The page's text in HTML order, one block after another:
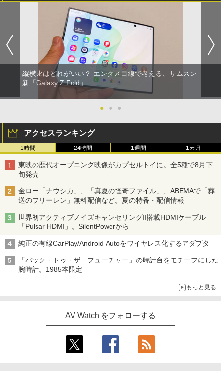
縦横比はどれがいい？ エンタメ目線で考える、サムスン
新「Galaxy Z Fold」
● ● ●
アクセスランキング
1時間 24時間 1週間 1カ月
東映の歴代オープニング映像がカプセルトイに。全5種で8月下
旬発売
金ロー「ナウシカ」、「真夏の怪奇ファイル」、ABEMAで「葬
送のフリーレン」無料配信など。夏の特番・配信情報
世界初アクティブノイズキャンセリングII搭載HDMIケーブル
「Pulsar HDMI」。SilentPowerから
純正の有線CarPlay/Android Autoをワイヤレス化するアダプタ
「バック・トゥ・ザ・フューチャー」の時計台をモチーフにした
腕時計。1985本限定
もっと見る
AV Watch をフォローする